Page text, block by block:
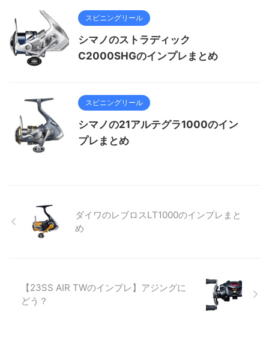
スピニングリール
シマノのストラディック
C2000SHGのインプレまとめ
スピニングリール
シマノの21アルテグラ1000のイン
プレまとめ
ダイワのレブロスLT1000のインプレまと
め
【23SS AIR TWのインプレ】アジングに
どう？